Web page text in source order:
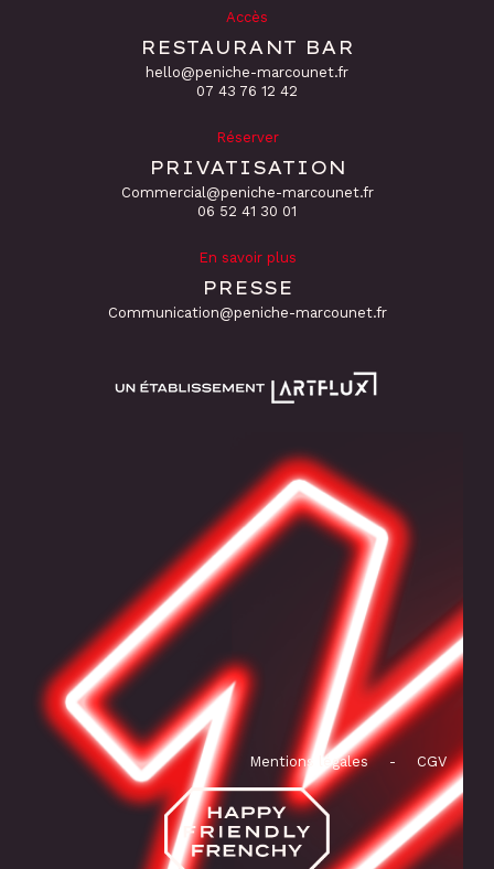
Accès
RESTAURANT BAR
hello@peniche-marcounet.fr
‭07 43 76 12 42
Réserver
PRIVATISATION
Commercial@peniche-marcounet.fr
06 52 41 30 01
En savoir plus
PRESSE
Communication@peniche-marcounet.fr
Mentions légales - CGV